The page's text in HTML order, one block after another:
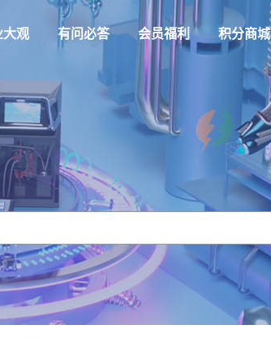
大观 有问必答 会员福利 积分商城